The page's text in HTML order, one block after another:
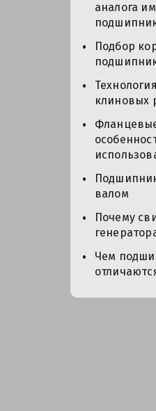
аналога
Подбор
клиновых
валом
Почему
Чем